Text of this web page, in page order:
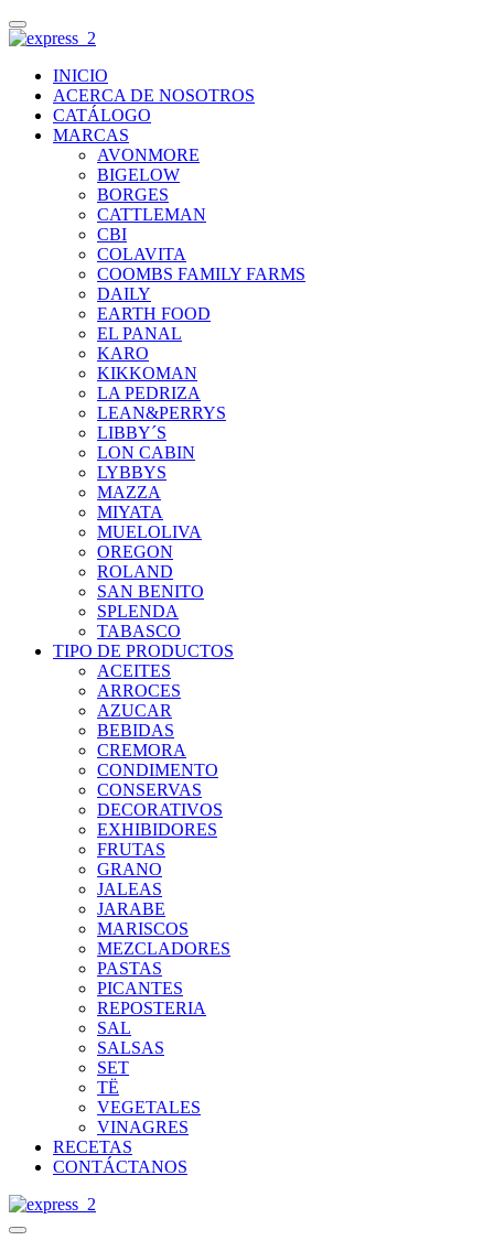
INICIO
ACERCA DE NOSOTROS
CATÁLOGO
MARCAS
AVONMORE
BIGELOW
BORGES
CATTLEMAN
CBI
COLAVITA
COOMBS FAMILY FARMS
DAILY
EARTH FOOD
EL PANAL
KARO
KIKKOMAN
LA PEDRIZA
LEAN&PERRYS
LIBBY´S
LON CABIN
LYBBYS
MAZZA
MIYATA
MUELOLIVA
OREGON
ROLAND
SAN BENITO
SPLENDA
TABASCO
TIPO DE PRODUCTOS
ACEITES
ARROCES
AZUCAR
BEBIDAS
CREMORA
CONDIMENTO
CONSERVAS
DECORATIVOS
EXHIBIDORES
FRUTAS
GRANO
JALEAS
JARABE
MARISCOS
MEZCLADORES
PASTAS
PICANTES
REPOSTERIA
SAL
SALSAS
SET
TË
VEGETALES
VINAGRES
RECETAS
CONTÁCTANOS